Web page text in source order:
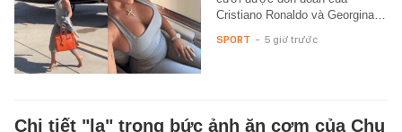
Cristiano Ronaldo và Georgina…
SPORT - 5 giờ trước
Chi tiết "lạ" trong bức ảnh ăn cơm của Chu